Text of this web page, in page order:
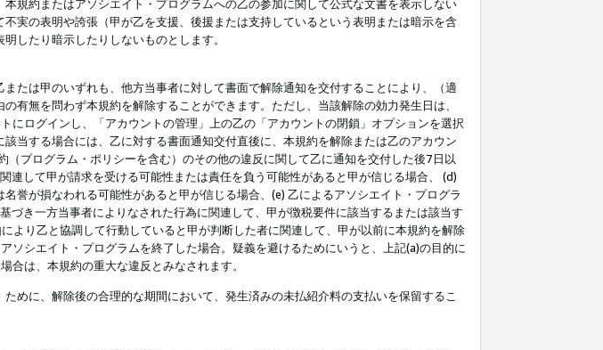
規約またはアソシエイト・プログラムへの乙の参加に関して公式な文書を表示しない
実の表明や誇張（甲が乙を支援、後援または支持しているという表明または暗示を含
したり暗示したりしないものとします。
たは甲のいずれも、他方当事者に対して書面で解除通知を交付することにより、（適
有無を問わず本規約を解除することができます。ただし、当該解除の効力発生日は、
ログインし、「アカウントの管理」上の乙の「アカウントの閉鎖」オプションを選択
当する場合には、乙に対する書面通知交付直後に、本規約を解除または乙のアカウン
プログラム・ポリシーを含む）のその他の違反に関して乙に通知を交付した後7日以
して甲が請求を受ける可能性または責任を負う可能性があると甲が信じる場合、 (d)
誉が損なわれる可能性があると甲が信じる場合、(e) 乙によるアソシエイト・プログラ
き一方当事者によりなされた行為に関連して、甲が徴税要件に該当するまたは該当す
より乙と協調して行動していると甲が判断した者に関連して、甲が以前に本規約を解除
ソシエイト・プログラムを終了した場合。疑義を避けるためにいうと、上記(a)の目的に
は、本規約の重大な違反とみなされます。
めに、解除後の合理的な期間において、発生済みの未払紹介料の支払いを保留するこ